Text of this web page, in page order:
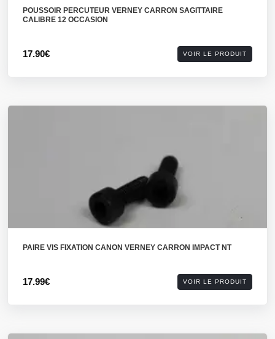
POUSSOIR PERCUTEUR VERNEY CARRON SAGITTAIRE
CALIBRE 12 OCCASION
17.90€ VOIR LE PRODUIT
PAIRE VIS FIXATION CANON VERNEY CARRON IMPACT NT
17.99€ VOIR LE PRODUIT